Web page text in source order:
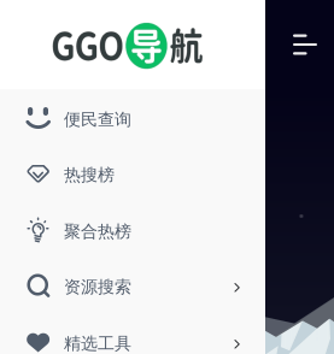
便民查询
热搜榜
聚合热榜
资源搜索
精选工具